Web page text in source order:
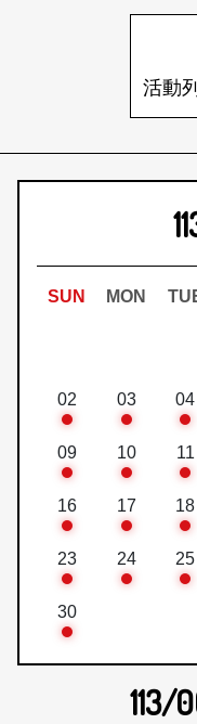
日本語
活動
SUN MON
02 03 04
09 10 11
16 17 18
23 24 25
30
113/